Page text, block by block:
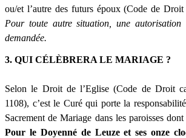
ou/et l’autre des futurs époux (Code de
Pour toute autre situation, une
demandée.
3. QUI CÉLÈBRERA LE MARIAGE ?
Selon le Droit de l’Eglise (Code de Droit
1108), c’est le Curé qui porte la
Sacrement de Mariage dans les paroisses
Pour le Doyenné de Leuze et ses onze